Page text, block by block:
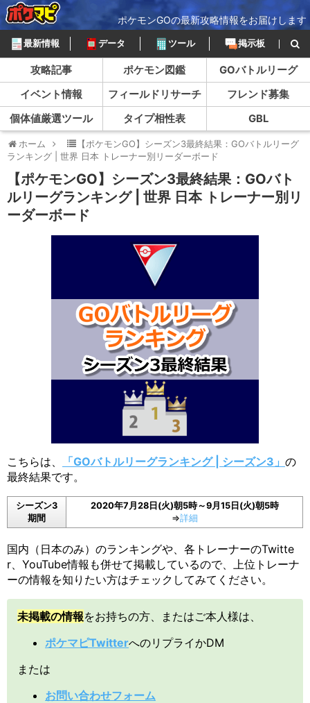
ポケモンGOの最新攻略情報をお届けします
最新情報 データ ツール 掲示板
攻略記事 ポケモン図鑑
GOバトルリーグ
イベント情報
フィールドリサーチ
フレンド募集
個体値厳選ツール
タイプ相性表 GBL
ホーム
【ポケモンGO】シーズン3最終結果：GOバトルリーグ
ランキング | 世界 日本 トレーナー別リーダーボード
【ポケモンGO】シーズン3最終結果：GOバト
ルリーグランキング | 世界 日本 トレーナー別リ
ーダーボード
こちらは、 「GOバトルリーグランキング | シーズン3」 の
最終結果です。
シーズン3
期間
2020年7月28日(火)朝5時～9月15日(火)朝5時
⇒詳細
国内（日本のみ）のランキングや、各トレーナーのTwitte
r、YouTube情報も併せて掲載しているので、上位トレーナ
ーの情報を知りたい方はチェックしてみてください。
未掲載の情報をお持ちの方、またはご本人様は、
ポケマピTwitterへのリプライかDM
または
お問い合わせフォーム